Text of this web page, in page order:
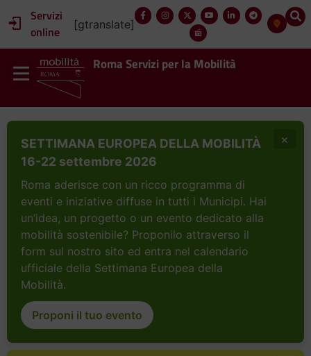
Servizi
online
[gtranslate]
Roma Servizi per la Mobilità
SETTIMANA EUROPEA DELLA MOBILITÀ
16-22 settembre 2026
Roma aderisce con un ricco programma di
eventi e iniziative diffuse in tutti i Municipi. Hai
un’idea, un progetto o un evento dedicato alla
mobilità sostenibile? Proponilo attraverso il
form sul nostro sito ed entra nel calendario
ufficiale della Settimana Europea della
Mobilità.
Proponi il tuo evento
×